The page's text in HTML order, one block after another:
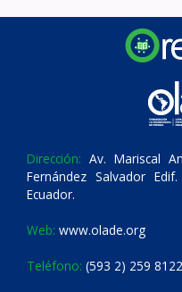
Dirección: Av. Mariscal
Fernández Salvador
Ecuador.
Web: www.olade.org
Teléfono: (593 2) 259